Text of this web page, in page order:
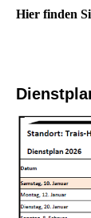
Hier finden